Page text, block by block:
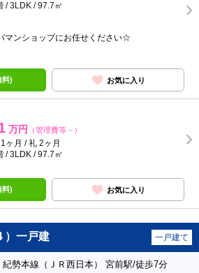
/ 3LDK / 97.7㎡
マンショップにお任せください☆
料) お気に入り
万円 （管理費等－）
ヶ月 / 礼 2ヶ月
/ 3LDK / 97.7㎡
料) お気に入り
）一戸建 一戸建て
紀勢本線（ＪＲ西日本） 宮前駅/徒歩7分